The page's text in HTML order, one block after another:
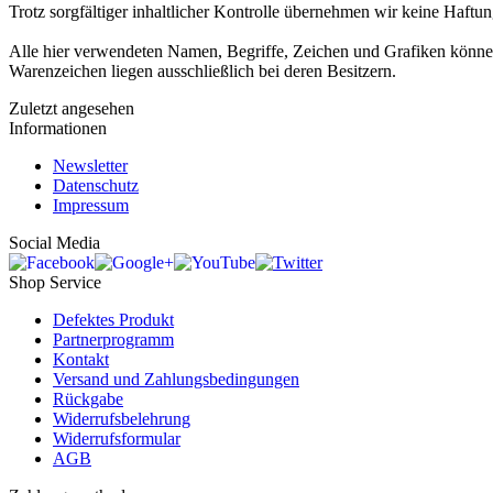
Trotz sorgfältiger inhaltlicher Kontrolle übernehmen wir keine
Alle hier verwendeten Namen, Begriffe, Zeichen und Grafiken
Warenzeichen liegen ausschließlich bei deren Besitzern.
Zuletzt angesehen
Informationen
Newsletter
Datenschutz
Impressum
Social Media
Shop Service
Defektes Produkt
Partnerprogramm
Kontakt
Versand und Zahlungsbedingungen
Rückgabe
Widerrufsbelehrung
Widerrufsformular
AGB